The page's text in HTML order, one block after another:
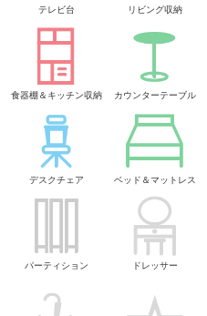
テレビ台 リビング収納
食器棚＆キッチン収納 カウンターテーブル
デスクチェア ベッド＆マットレス
パーティション ドレッサー